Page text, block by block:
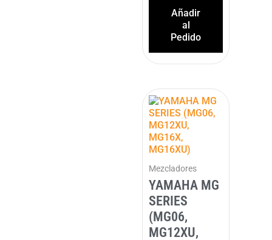
Añadir
al
Pedido
Mezcladores
YAMAHA MG
SERIES
(MG06,
MG12XU,